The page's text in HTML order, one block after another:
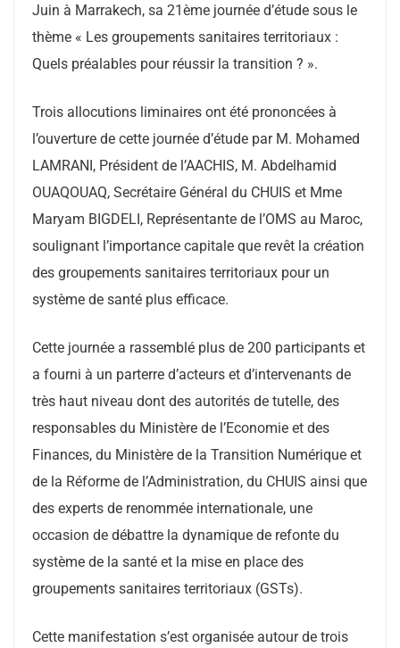
Juin à Marrakech, sa 21ème journée d’étude sous le
thème « Les groupements sanitaires territoriaux :
Quels préalables pour réussir la transition ? ».
Trois allocutions liminaires ont été prononcées à
l’ouverture de cette journée d’étude par M. Mohamed
LAMRANI, Président de l’AACHIS, M. Abdelhamid
OUAQOUAQ, Secrétaire Général du CHUIS et Mme
Maryam BIGDELI, Représentante de l’OMS au Maroc,
soulignant l’importance capitale que revêt la création
des groupements sanitaires territoriaux pour un
système de santé plus efficace.
Cette journée a rassemblé plus de 200 participants et
a fourni à un parterre d’acteurs et d’intervenants de
très haut niveau dont des autorités de tutelle, des
responsables du Ministère de l’Economie et des
Finances, du Ministère de la Transition Numérique et
de la Réforme de l’Administration, du CHUIS ainsi que
des experts de renommée internationale, une
occasion de débattre la dynamique de refonte du
système de la santé et la mise en place des
groupements sanitaires territoriaux (GSTs).
Cette manifestation s’est organisée autour de trois